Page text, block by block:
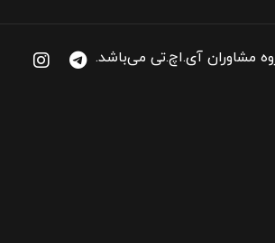
مشاوران آی.اچ.تی می‌باشد.